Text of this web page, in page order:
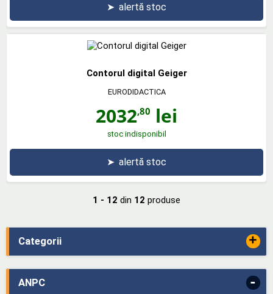
Categorii +
ANPC -
➤ alertă stoc
Contorul digital Geiger
EURODIDACTICA
2032,80 lei
stoc indisponibil
➤ alertă stoc
1 - 12 din 12 produse